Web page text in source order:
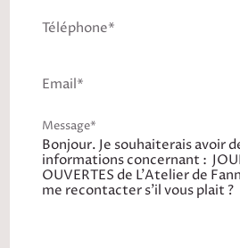
Téléphone*
Email*
Message*